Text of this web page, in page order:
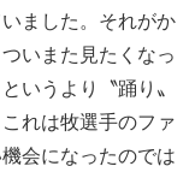
ました。それがか
いまた見たくなっ
いうより〝踊り〟
れは牧選手のファ
会になったのでは